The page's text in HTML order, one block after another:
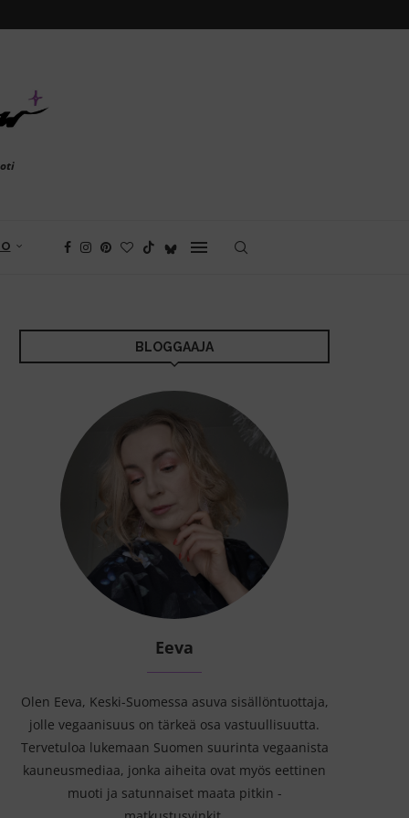
BLOGGAAJA
Eeva
Olen Eeva, Keski-Suomessa asuva sisällöntuottaja,
jolle vegaanisuus on tärkeä osa vastuullisuutta.
Tervetuloa lukemaan Suomen suurinta vegaanista
kauneusmediaa, jonka aiheita ovat myös eettinen
muoti ja satunnaiset maata pitkin -